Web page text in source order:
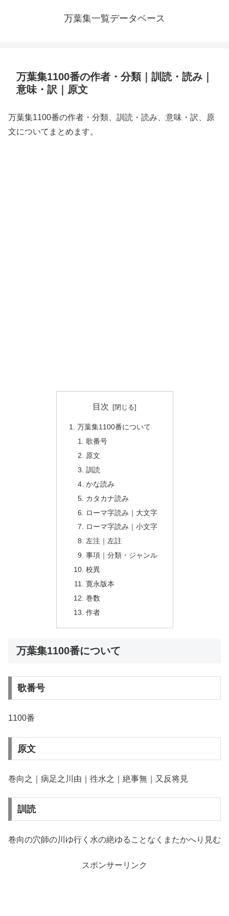
万葉集一覧データベース
万葉集1100番の作者・分類｜訓読・読み｜
意味・訳｜原文
万葉集1100番の作者・分類、訓読・読み、意味・訳、原
文についてまとめます。
目次
万葉集1100番について
歌番号
原文
訓読
かな読み
カタカナ読み
ローマ字読み｜大文字
ローマ字読み｜小文字
左注｜左註
事項｜分類・ジャンル
校異
寛永版本
巻数
作者
万葉集1100番について
歌番号
1100番
原文
巻向之｜病足之川由｜徃水之｜絶事無｜又反将見
訓読
巻向の穴師の川ゆ行く水の絶ゆることなくまたかへり見む
スポンサーリンク